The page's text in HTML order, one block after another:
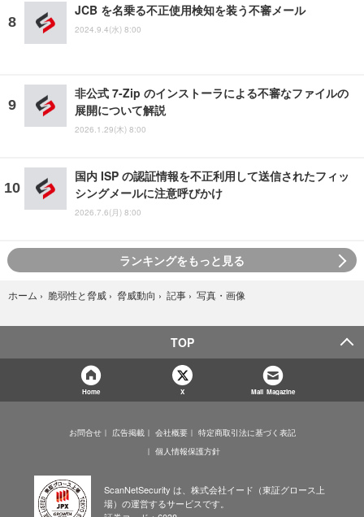
JCB を名乗る不正使用検知を装う不審メール
2024.9.4(水) 8:00
非公式 7-Zip のインストーラによる不審なファイルの
展開について解説
2026.1.29(木) 8:00
国内 ISP の認証情報を不正利用して送信されたフィッ
シングメールに注意呼びかけ
2026.7.6(月) 8:00
ランキングをもっと見る
ホーム › 脆弱性と脅威 › 脅威動向 › 記事 › 写真・画像
TOP
Home X Mail Magazine
お問合せ 広告掲載 会社概要
特定商取引法に基づく表記
個人情報保護方針
ScanNetSecurity は、株式会社イード（東証グロース上
場）の運営するサービスです。